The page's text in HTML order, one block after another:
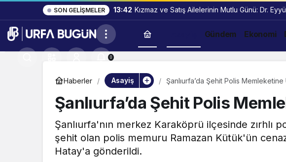
SON GELIŞMELER 13:42 Kızmaz ve Satış Ailelerinin Mutlu Günü: Dr.
Gündem Ekonomi
0
Haberler Asayiş Şanlıurfa’da Şehit Polis Memleketine
Şanlıurfa’da Şehit Polis
Şanlıurfa'nın merkez Karaköprü ilçesinde zırhlı
şehit olan polis memuru Ramazan Kütük'ün
Hatay'a gönderildi.